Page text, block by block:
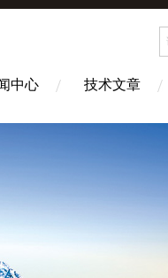
中心 技术文章